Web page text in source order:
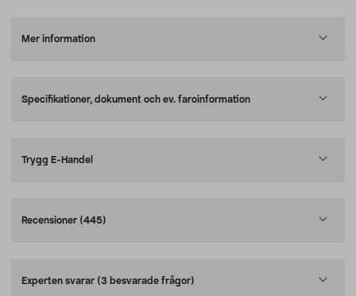
Mer information
Specifikationer, dokument och ev. faroinformation
Trygg E-Handel
Recensioner (445)
Experten svarar (3 besvarade frågor)